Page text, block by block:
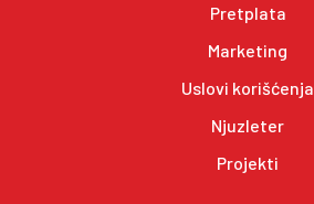
Pretplata
Marketing
Uslovi korišćenja
Njuzleter
Projekti